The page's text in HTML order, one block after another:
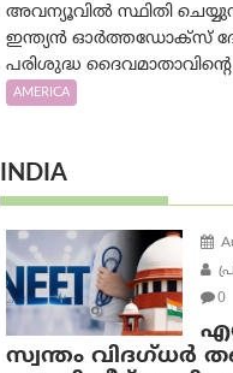
അവന്യൂവിൽ സ്ഥിതി
ഇന്ത്യൻ ഓർത്തഡോക്സ്
പരിശുദ്ധ ദൈവമാതാവിന്റെ
AMERICA
INDIA
0
സ്വന്തം വിദഗ്ധർ